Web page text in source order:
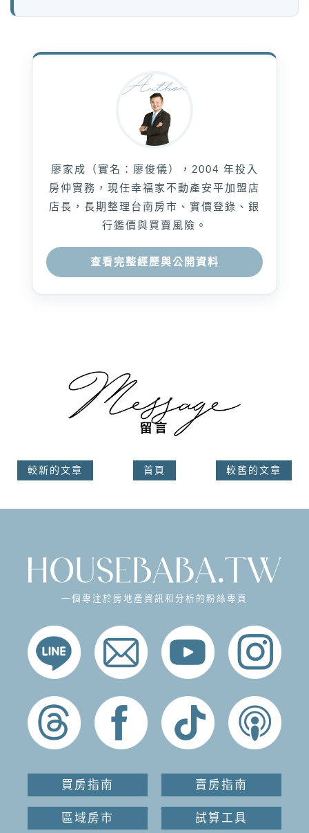
廖家成（實名：廖俊儀），2004 年投入
房仲實務，現任幸福家不動產安平加盟店
店長，長期整理台南房市、實價登錄、銀
行鑑價與買賣風險。
查看完整經歷與公開資料
較新的文章 較舊的文章
首頁
一個專注於房地產資訊和分析的粉絲專頁
買房指南 賣房指南
區域房市 試算工具